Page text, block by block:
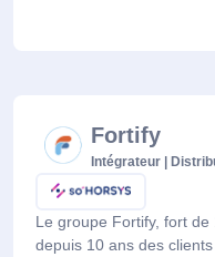
Fortify
Intégrateur |
Le groupe Fortify, fort
depuis 10 ans des